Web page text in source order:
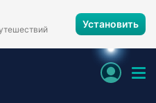
Установить